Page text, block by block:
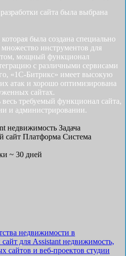
сайта была выбрана
была создана специально
инструментов для
мощный функционал
с различными сервисами
«1С-Битрикс» имеет высокую
атак и хорошо оптимизирована
сайтах.
весь требуемый функционал сайта,
и администрировании.
недвижимость Задача
сайт Платформа Система
~ 30 дней